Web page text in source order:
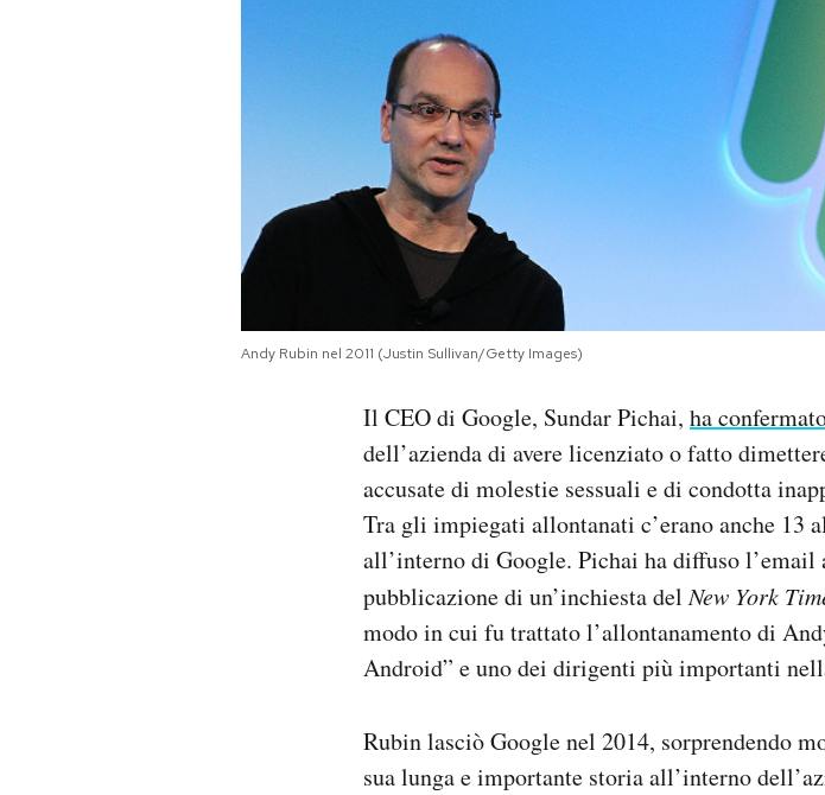
Andy Rubin nel 2011 (Justin Sullivan/Getty Images)
Il CEO di Google, Sundar Pichai, ha
dell’azienda di avere licenziato o fatto
accusate di molestie sessuali e di condotta
Tra gli impiegati allontanati c’erano anche 13
all’interno di Google. Pichai ha diffuso l’email
pubblicazione di un’inchiesta delNew York
modo in cui fu trattato l’allontanamento di
Android” e uno dei dirigenti più importanti
Rubin lasciò Google nel 2014, sorprendendo
sua lunga e importante storia all’interno